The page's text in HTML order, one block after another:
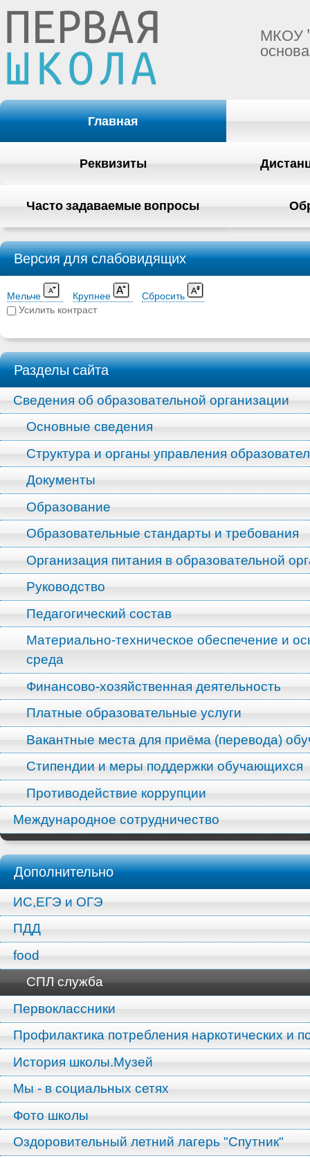
МКОУ
Главная
Реквизиты
Часто задаваемые вопросы
Версия для слабовидящих
Мельче Крупнее
Сбросить
Усилить контраст
Разделы сайта
Сведения об образовательной организации
Основные сведения
Структура и органы управления
Документы
Образование
Образовательные стандарты и требования
Организация питания в образовательной
Руководство
Педагогический состав
Материально-техническое обеспечение и
среда
Финансово-хозяйственная деятельность
Платные образовательные услуги
Вакантные места для приёма (перевода)
Стипендии и меры поддержки обучающихся
Противодействие коррупции
Международное сотрудничество
Дополнительно
ИС,ЕГЭ и ОГЭ
ПДД
food
СПЛ служба
Первоклассники
Профилактика потребления наркотических и
История школы.Музей
Мы - в социальных сетях
Фото школы
Оздоровительный летний лагерь "Спутник"